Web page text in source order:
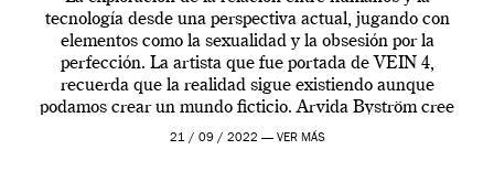
tecnología desde una perspectiva actual, jugando con
elementos como la sexualidad y la obsesión por la
perfección. La artista que fue portada de VEIN 4,
recuerda que la realidad sigue existiendo aunque
podamos crear un mundo ficticio. Arvida Byström cree
que los humanos tienen un complejo […]
21 / 09 / 2022 — VER MÁS